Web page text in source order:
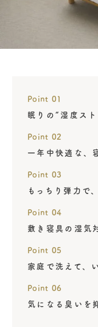
Point 01
眠りの“湿度ス
Point 02
一年中快適な、
Point 03
もっちり弾力で
Point 04
敷き寝具の湿気
Point 05
家庭で洗えて、
Point 06
気になる臭いを